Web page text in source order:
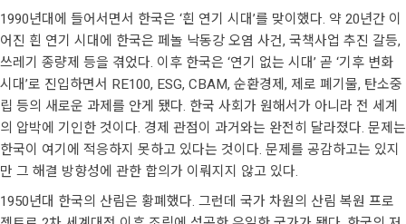
1990년대에 들어서면서 한국은 ‘흰 연기 시대’를 맞이했다. 약 20년간 이
어진 흰 연기 시대에 한국은 페놀 낙동강 오염 사건, 국책사업 추진 갈등,
쓰레기 종량제 등을 겪었다. 이후 한국은 ‘연기 없는 시대’ 곧 ‘기후 변화
시대’로 진입하면서 RE100, ESG, CBAM, 순환경제, 제로 폐기물, 탄소중
립 등의 새로운 과제를 안게 됐다. 한국 사회가 원해서가 아니라 전 세계
의 압박에 기인한 것이다. 경제 관점이 과거와는 완전히 달라졌다. 문제는
한국이 여기에 적응하지 못하고 있다는 것이다. 문제를 공감하고는 있지
만 그 해결 방향성에 관한 합의가 이뤄지지 않고 있다.
1950년대 한국의 산림은 황폐했다. 그런데 국가 차원의 산림 복원 프로